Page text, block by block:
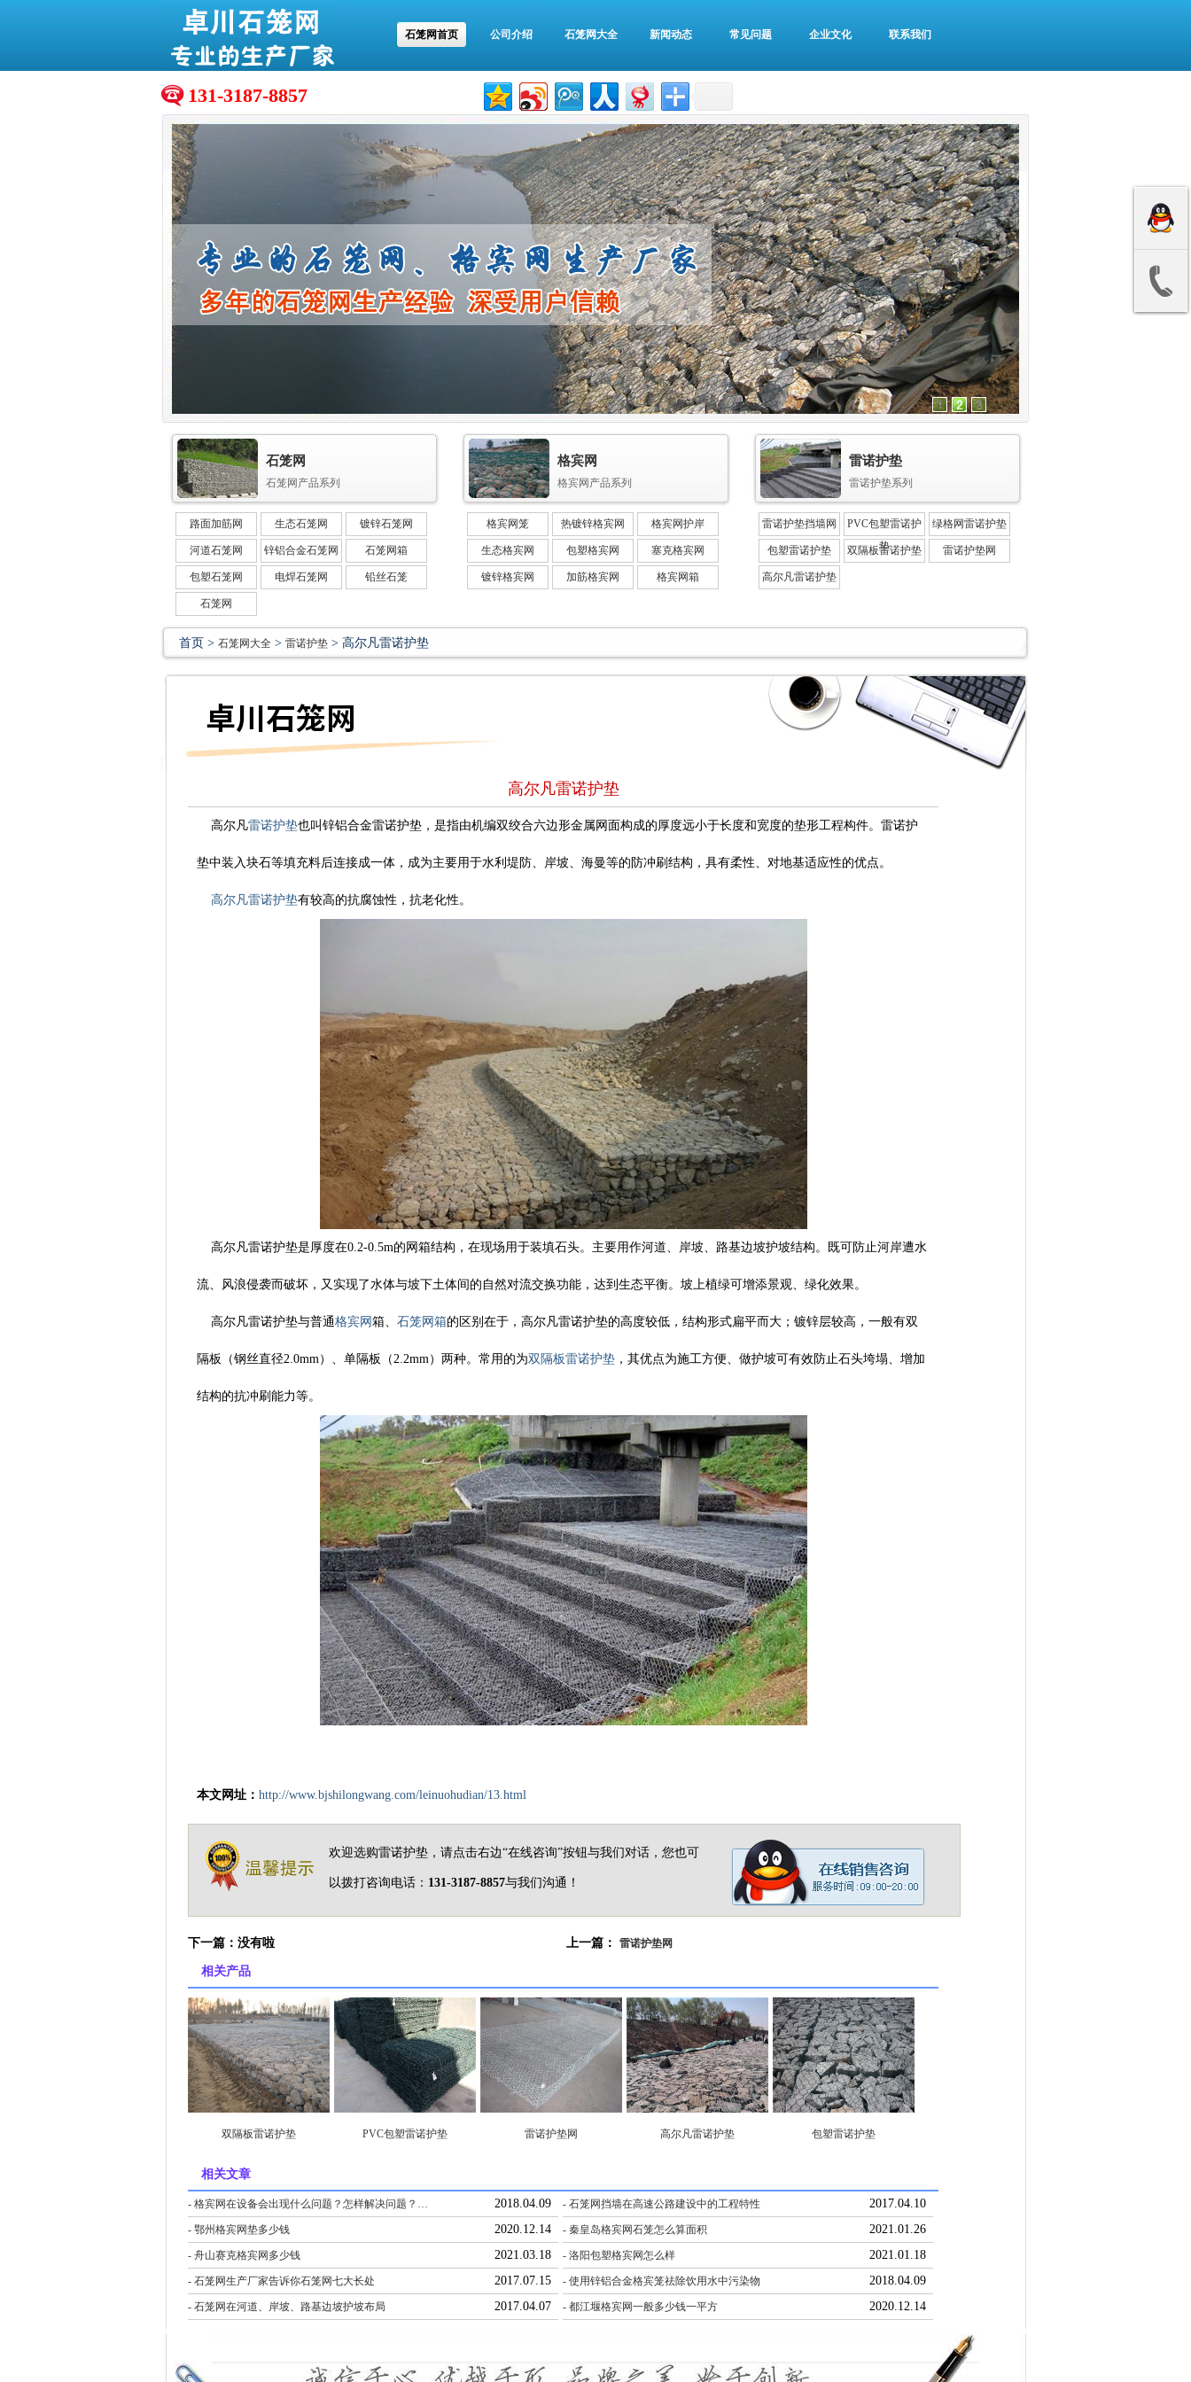
石笼网首页 公司介绍 石笼网大全 新闻动态 常见问题 企业文化 联系我们
131-3187-8857
石笼网
石笼网产品系列
路面加筋网 生态石笼网 镀锌石笼网
河道石笼网 锌铝合金石笼网 石笼网箱
包塑石笼网 电焊石笼网 铅丝石笼
石笼网
格宾网
格宾网产品系列
格宾网笼 热镀锌格宾网 格宾网护岸
生态格宾网 包塑格宾网 塞克格宾网
镀锌格宾网 加筋格宾网 格宾网箱
雷诺护垫
雷诺护垫系列
雷诺护垫挡墙网
PVC包塑雷诺护
垫
绿格网雷诺护垫
包塑雷诺护垫 双隔板雷诺护垫 雷诺护垫网
高尔凡雷诺护垫
首页 > 石笼网大全 > 雷诺护垫 > 高尔凡雷诺护垫
高尔凡雷诺护垫
高尔凡雷诺护垫也叫锌铝合金雷诺护垫，是指由机编双绞合六边形金属网面构成的厚度远小于长度和宽度的垫形工程构件。雷诺护
垫中装入块石等填充料后连接成一体，成为主要用于水利堤防、岸坡、海曼等的防冲刷结构，具有柔性、对地基适应性的优点。
高尔凡雷诺护垫有较高的抗腐蚀性，抗老化性。
高尔凡雷诺护垫是厚度在0.2-0.5m的网箱结构，在现场用于装填石头。主要用作河道、岸坡、路基边坡护坡结构。既可防止河岸遭水
流、风浪侵袭而破坏，又实现了水体与坡下土体间的自然对流交换功能，达到生态平衡。坡上植绿可增添景观、绿化效果。
高尔凡雷诺护垫与普通格宾网 箱、 石笼网箱的区别在于，高尔凡雷诺护垫的高度较低，结构形式扁平而大；镀锌层较高，一般有双
隔板（钢丝直径2.0mm）、单隔板（2.2mm）两种。常用的为双隔板雷诺护垫 ，其优点为施工方便、做护坡可有效防止石头垮塌、增加
结构的抗冲刷能力等。
本文网址： http://www.bjshilongwang.com/leinuohudian/13.html
欢迎选购雷诺护垫，请点击右边“在线咨询”按钮与我们对话，您也可
以拨打咨询电话： 131-3187-8857与我们沟通！
下一篇： 没有啦 上一篇： 雷诺护垫网
相关产品
双隔板雷诺护垫 PVC包塑雷诺护垫 雷诺护垫网 高尔凡雷诺护垫 包塑雷诺护垫
相关文章
2018.04.09
- 格宾网在设备会出现什么问题？怎样解决问题？… 2017.04.10
- 石笼网挡墙在高速公路建设中的工程特性
2020.12.14
- 鄂州格宾网垫多少钱 2021.01.26
- 秦皇岛格宾网石笼怎么算面积
2021.03.18
- 舟山赛克格宾网多少钱 2021.01.18
- 洛阳包塑格宾网怎么样
2017.07.15
- 石笼网生产厂家告诉你石笼网七大长处 2018.04.09
- 使用锌铝合金格宾笼祛除饮用水中污染物
2017.04.07
- 石笼网在河道、岸坡、路基边坡护坡布局 2020.12.14
- 都江堰格宾网一般多少钱一平方